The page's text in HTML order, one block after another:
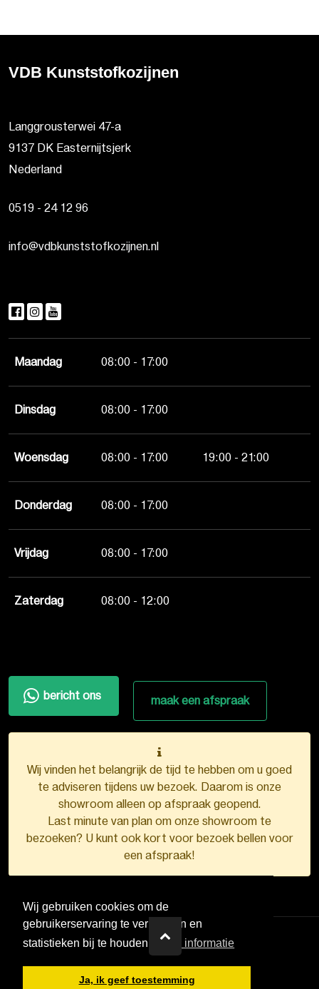
Wij gebruiken cookies om de
gebruikerservaring te verbeteren en
statistieken bij te houden.
Meer informatie
Ja, ik geef toestemming
VDB Kunststofkozijnen
Langgrousterwei 47-a
9137 DK Easternijtsjerk
Nederland
0519 - 24 12 96
info@vdbkunststofkozijnen.nl
Maandag 08:00 - 17:00
Dinsdag 08:00 - 17:00
Woensdag 08:00 - 17:00 19:00 - 21:00
Donderdag 08:00 - 17:00
Vrijdag 08:00 - 17:00
Zaterdag 08:00 - 12:00
bericht ons maak een afspraak
Wij vinden het belangrijk de tijd te hebben om u goed
te adviseren tijdens uw bezoek. Daarom is onze
showroom alleen op afspraak geopend.
Last minute van plan om onze showroom te
bezoeken? U kunt ook kort voor bezoek bellen voor
een afspraak!
Ontwerp en realisatie door